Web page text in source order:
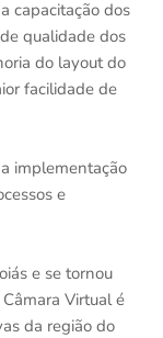
capacitação dos
qualidade dos
do layout do
facilidade de
implementação
e
e se tornou
Virtual é
da região do